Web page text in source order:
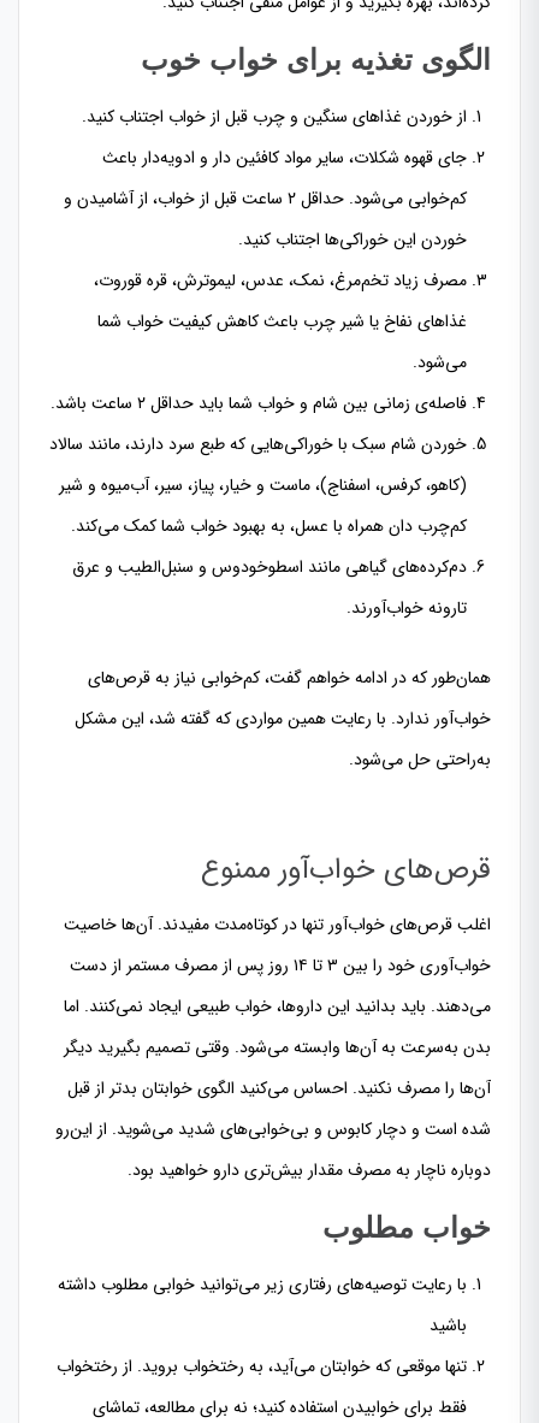
الگوى تغذيه برای خواب خوب
از خوردن غذاهای سنگین و چرب قبل از خواب اجتناب کنید.
جای قهوه شکلات، سایر مواد کافئین دار و ادویه‌دار باعث
کم‌خوابی می‌شود. حداقل ۲ ساعت قبل از خواب، از آشامیدن و
خوردن این خوراکی‌ها اجتناب کنید.
مصرف زیاد تخم‌مرغ، نمک، عدس، لیموترش، قره قوروت،
غذاهای نفاخ یا شیر چرب باعث کاهش کیفیت خواب شما
می‌شود.
فاصله‌ی زمانی بین شام و خواب شما باید حداقل ۲ ساعت باشد.
خوردن شام سبک با خوراکی‌هایی که طبع سرد دارند، مانند سالاد
(کاهو، کرفس، اسفناج)، ماست و خیار، پیاز، سیر، آب‌میوه و شیر
کم‌چرب دان همراه با عسل، به بهبود خواب شما کمک می‌کند.
دم‌کرده‌های گیاهی مانند اسطوخودوس و سنبل‌الطیب و عرق
تارونه خواب‌آورند.
همان‌طور که در ادامه خواهم گفت، کم‌خوابی نیاز به قرص‌های
خواب‌آور ندارد. با رعایت همین مواردی که گفته شد، این مشکل
به‌راحتی حل می‌شود.
قرص‌های خواب‌آور ممنوع
اغلب قرص‌های خواب‌آور تنها در کوتاه‌مدت مفیدند. آن‌ها خاصیت
خواب‌آوری خود را بین ۳ تا ۱۴ روز پس از مصرف مستمر از دست
می‌دهند. باید بدانید این داروها، خواب طبیعی ایجاد نمی‌کنند. اما
بدن به‌سرعت به آن‌ها وابسته می‌شود. وقتی تصمیم بگیرید دیگر
آن‌ها را مصرف نکنید. احساس می‌کنید الگوی خوابتان بدتر از قبل
شده است و دچار کابوس و بی‌خوابی‌های شدید می‌شوید. از این‌رو
دوباره ناچار به مصرف مقدار بیش‌تری دارو خواهید بود.
خواب مطلوب
با رعایت توصیه‌های رفتاری زیر می‌توانید خوابی مطلوب داشته
باشید
تنها موقعی که خوابتان می‌آید، به رختخواب بروید. از رختخواب
فقط برای خوابیدن استفاده کنید؛ نه برای مطالعه، تماشای